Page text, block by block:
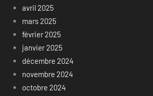
avril 2025
mars 2025
février 2025
janvier 2025
décembre 2024
novembre 2024
octobre 2024